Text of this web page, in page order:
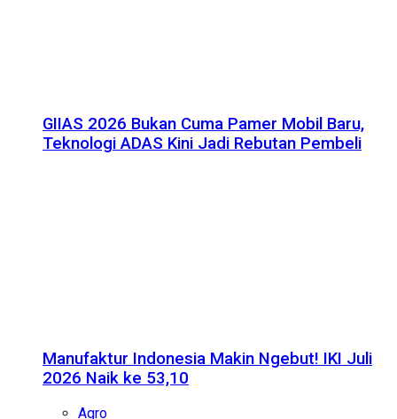
GIIAS 2026 Bukan Cuma Pamer Mobil Baru,
Teknologi ADAS Kini Jadi Rebutan Pembeli
Manufaktur Indonesia Makin Ngebut! IKI Juli
2026 Naik ke 53,10
Agro